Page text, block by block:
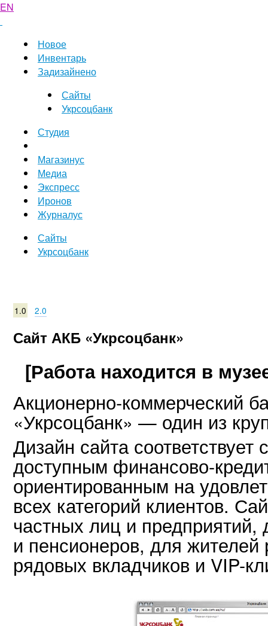
EN
Новое
Инвентарь
Задизайнено
Сайты
Укрсоцбанк
Студия
Магазинус
Медиа
Экспресс
Иронов
Журналус
Сайты
Укрсоцбанк
1.0 2.0
Сайт АКБ «Укрсоцбанк»
[Работа находится в
Акционерно-коммерческий
«Укрсоцбанк» — один из
Дизайн сайта
доступным финансово-
ориентированным на
всех категорий клиентов.
частных лиц и
и пенсионеров, для жителей
рядовых вкладчиков и VIP-